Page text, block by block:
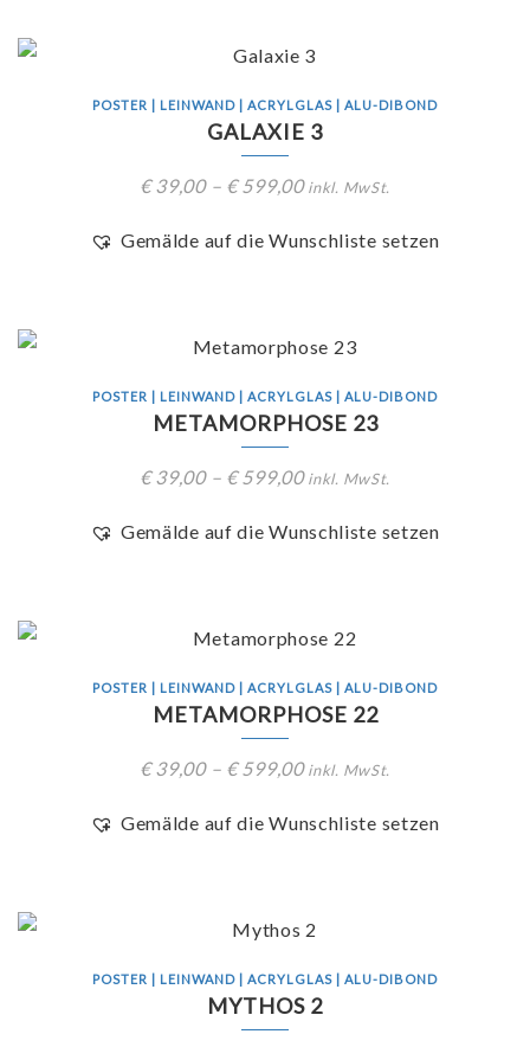
POSTER | LEINWAND | ACRYLGLAS | ALU-DIBOND
GALAXIE 3
€39,00– €599,00 inkl. MwSt.
Gemälde auf die Wunschliste setzen
POSTER | LEINWAND | ACRYLGLAS | ALU-DIBOND
METAMORPHOSE 23
€39,00– €599,00 inkl. MwSt.
Gemälde auf die Wunschliste setzen
POSTER | LEINWAND | ACRYLGLAS | ALU-DIBOND
METAMORPHOSE 22
€39,00– €599,00 inkl. MwSt.
Gemälde auf die Wunschliste setzen
POSTER | LEINWAND | ACRYLGLAS | ALU-DIBOND
MYTHOS 2